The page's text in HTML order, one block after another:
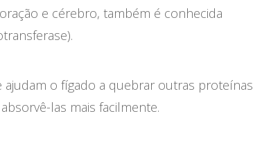
e cérebro, também é conhecida
ajudam o fígado a quebrar outras proteínas
las mais facilmente.